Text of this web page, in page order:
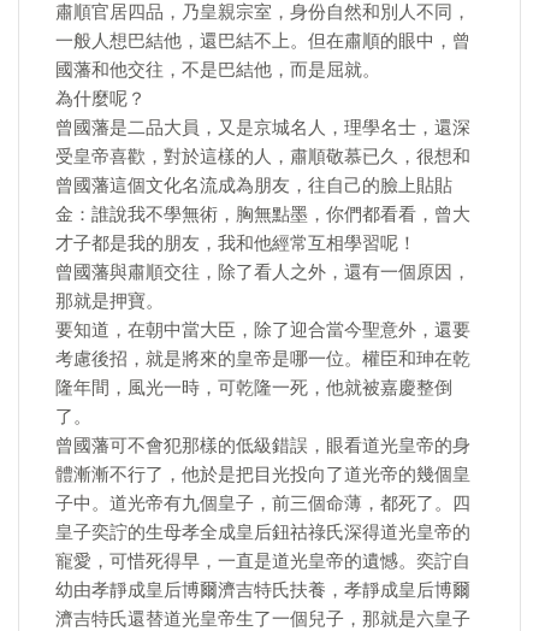
肅順官居四品，乃皇親宗室，身份自然和別人不同，
一般人想巴結他，還巴結不上。但在肅順的眼中，曾
國藩和他交往，不是巴結他，而是屈就。
為什麼呢？
曾國藩是二品大員，又是京城名人，理學名士，還深
受皇帝喜歡，對於這樣的人，肅順敬慕已久，很想和
曾國藩這個文化名流成為朋友，往自己的臉上貼貼
金：誰說我不學無術，胸無點墨，你們都看看，曾大
才子都是我的朋友，我和他經常互相學習呢！
曾國藩與肅順交往，除了看人之外，還有一個原因，
那就是押寶。
要知道，在朝中當大臣，除了迎合當今聖意外，還要
考慮後招，就是將來的皇帝是哪一位。權臣和珅在乾
隆年間，風光一時，可乾隆一死，他就被嘉慶整倒
了。
曾國藩可不會犯那樣的低級錯誤，眼看道光皇帝的身
體漸漸不行了，他於是把目光投向了道光帝的幾個皇
子中。道光帝有九個皇子，前三個命薄，都死了。四
皇子奕詝的生母孝全成皇后鈕祜祿氏深得道光皇帝的
寵愛，可惜死得早，一直是道光皇帝的遺憾。奕詝自
幼由孝靜成皇后博爾濟吉特氏扶養，孝靜成皇后博爾
濟吉特氏還替道光皇帝生了一個兒子，那就是六皇子